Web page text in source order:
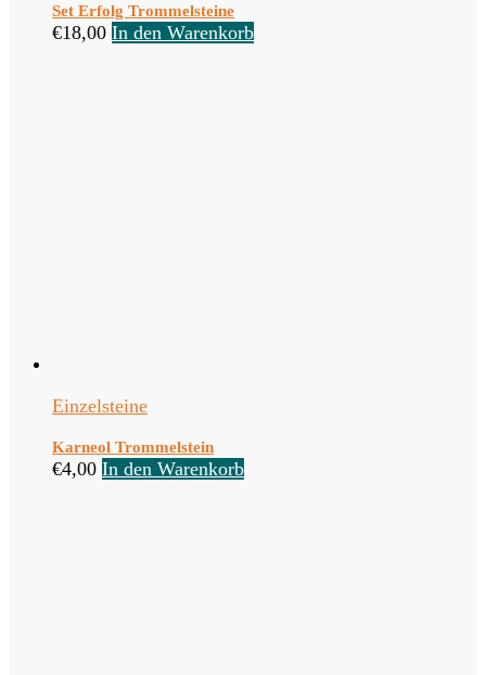
Set Erfolg Trommelsteine
€18,00 In den Warenkorb
Einzelsteine
Karneol Trommelstein
€4,00 In den Warenkorb